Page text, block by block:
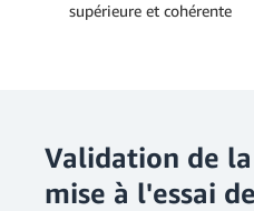
supérieure et cohérente
Validation de
mise à l'essai